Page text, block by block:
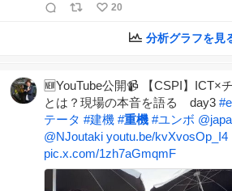
20
分析グラフを見
🆕YouTube公開📹 【CSPI】ICT×
とは？現場の本音を語る day3 #
テータ #建機 #重機 #ユンボ
@NJoutaki youtu.be/kvXvosOp_I4
pic.x.com/1zh7aGmqmF